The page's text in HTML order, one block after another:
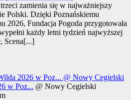
zamienia się w najważniejszy
Polski. Dzięki Poznańskiemu
2026, Fundacja Pogoda przygotowała
każdy letni tydzień najwyższej
Scena[...]
2026 w Poz... @ Nowy Cegielski
w Poz... @ Nowy Cegielski